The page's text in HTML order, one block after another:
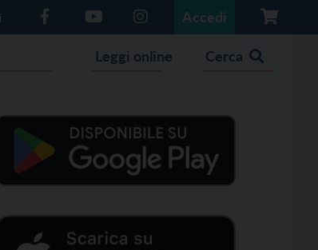
Accedi
Leggi online Cerca